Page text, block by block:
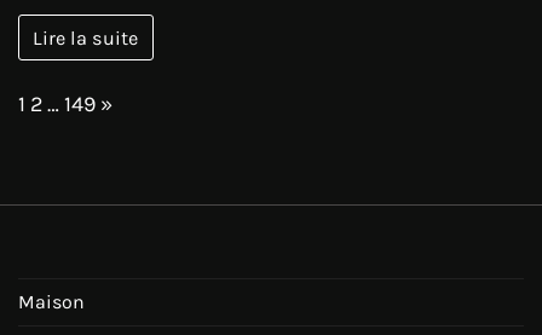
Lire la suite
Page:
1 2…149 Next
»
Maison